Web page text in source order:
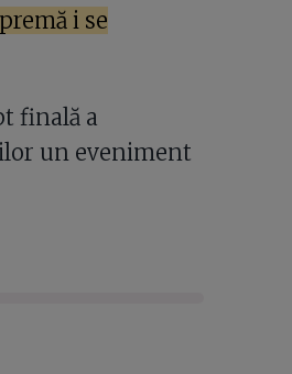
i se
finală a
un eveniment